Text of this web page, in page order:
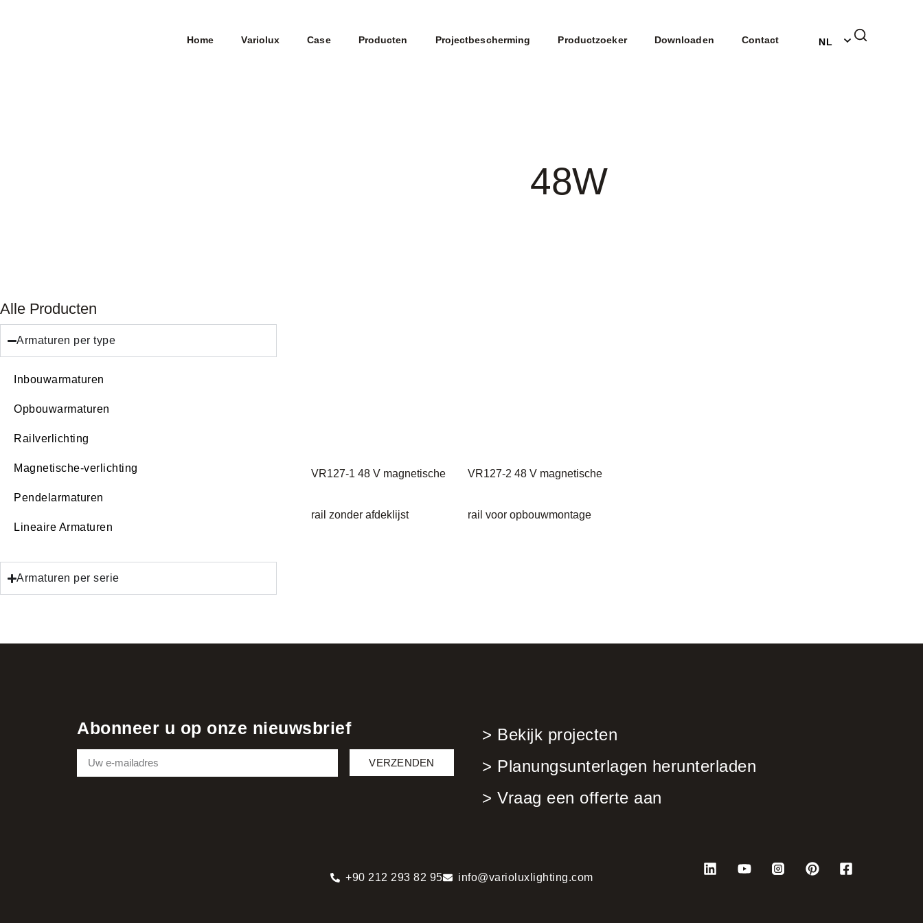
Home Variolux Case Producten Projectbescherming Productzoeker Downloaden Contact NL
DE
48W
Alle Producten
Armaturen per type
Inbouwarmaturen
Opbouwarmaturen
Railverlichting
Magnetische-verlichting
Pendelarmaturen
Lineaire Armaturen
Armaturen per serie
VR127-1 48 V magnetische
rail zonder afdeklijst
VR127-2 48 V magnetische
rail voor opbouwmontage
Abonneer u op onze nieuwsbrief
VERZENDEN
> Bekijk projecten
> Planungsunterlagen herunterladen
> Vraag een offerte aan
+90 212 293 82 95 info@varioluxlighting.com